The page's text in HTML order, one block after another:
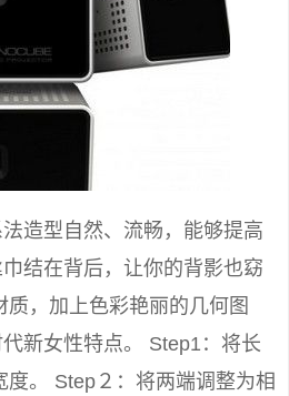
造型自然、流畅，能够提高
结在背后，让你的背影也窈
，加上色彩艳丽的几何图
新女性特点。 Step1：将长
度。 Step２：将两端调整为相